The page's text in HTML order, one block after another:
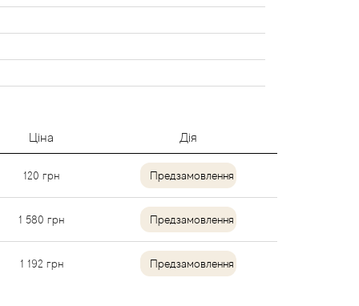
Ціна Дія
120 грн Предзамовлення
1 580 грн Предзамовлення
1 192 грн Предзамовлення